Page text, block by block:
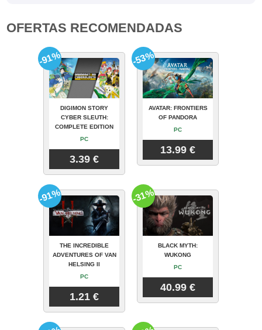
OFERTAS RECOMENDADAS
DIGIMON STORY
CYBER SLEUTH:
COMPLETE EDITION
PC
3.39 €
-91%
AVATAR: FRONTIERS
OF PANDORA
PC
13.99 €
-53%
THE INCREDIBLE
ADVENTURES OF VAN
HELSING II
PC
1.21 €
-91%
BLACK MYTH:
WUKONG
PC
40.99 €
-31%